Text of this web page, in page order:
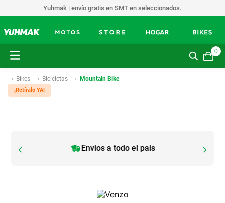
Yuhmak | envío gratis en SMT en seleccionados.
0
Bikes Bicicletas Mountain Bike
¡Retíralo YA!
Envíos a todo el país